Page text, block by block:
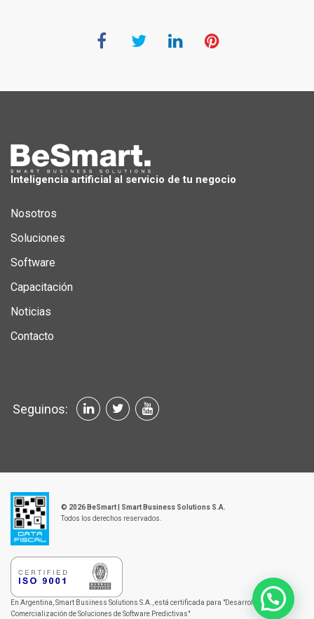
Inteligencia artificial al servicio de tu negocio
Nosotros
Soluciones
Software
Capacitación
Noticias
Contacto
Seguinos:
© 2026 BeSmart | Smart Business Solutions S.A.
Todos los derechos reservados.
En Argentina, Smart Business Solutions S.A., está certificada para "Desarrollo y
Comercialización de Soluciones de Software Predictivas"